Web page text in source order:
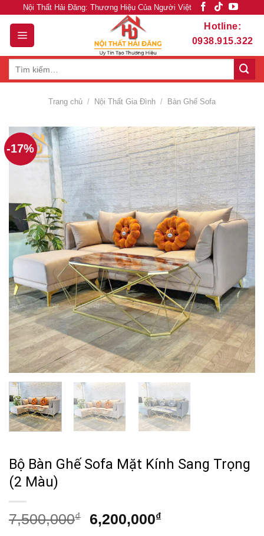
content
Nội Thất Hải Đăng: Thương Hiệu Của Người Việt
Hotline:
0938.915.322
Trang chủ / Nội Thất Gia Đình / Bàn Ghế Sofa
-17%
Bộ Bàn Ghế Sofa Mặt Kính Sang Trọng
(2 Màu)
7,500,000₫
Giá
6,200,000₫Giá